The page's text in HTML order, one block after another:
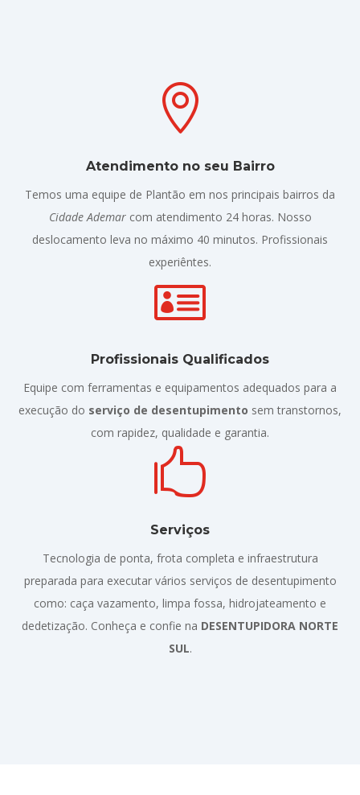

Atendimento no seu Bairro
Temos uma equipe de Plantão em nos principais bairros da
Cidade Ademarcom atendimento 24 horas. Nosso
deslocamento leva no máximo 40 minutos. Profissionais
experiêntes.

Profissionais Qualificados
Equipe com ferramentas e equipamentos adequados para a
execução do serviço de desentupimento sem transtornos,
com rapidez, qualidade e garantia.

Serviços
Tecnologia de ponta, frota completa e infraestrutura
preparada para executar vários serviços de desentupimento
como: caça vazamento, limpa fossa, hidrojateamento e
dedetização. Conheça e confie na DESENTUPIDORA NORTE
SUL.